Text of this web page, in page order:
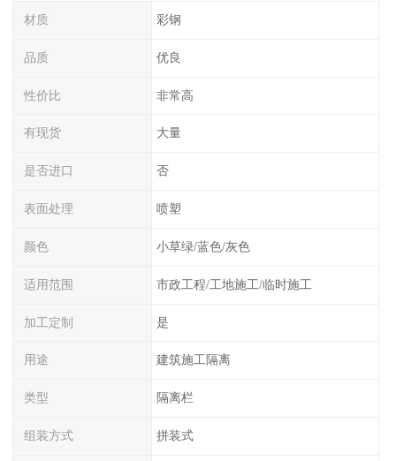
材质 彩钢
品质 优良
性价比 非常高
有现货 大量
是否进口 否
表面处理 喷塑
颜色 小草绿/蓝色/灰色
适用范围 市政工程/工地施工/临时施工
加工定制 是
用途 建筑施工隔离
类型 隔离栏
组装方式 拼装式